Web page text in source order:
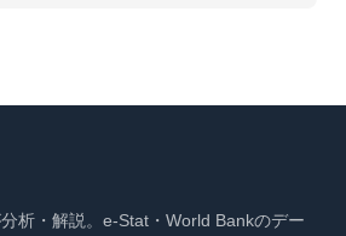
析・解説。e-Stat・World Bankのデー